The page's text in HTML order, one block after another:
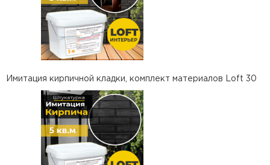
Имитация кирпичной кладки, комплект материалов Loft 30